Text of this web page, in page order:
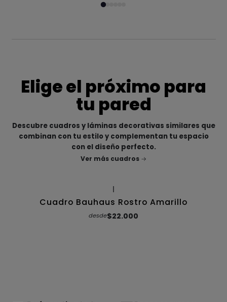
Elige el próximo para
tu pared
Descubre cuadros y láminas decorativas similares que
combinan con tu estilo y complementan tu espacio
con el diseño perfecto.
Ver más cuadros
Cuadro Bauhaus Rostro Amarillo
desde$22.000